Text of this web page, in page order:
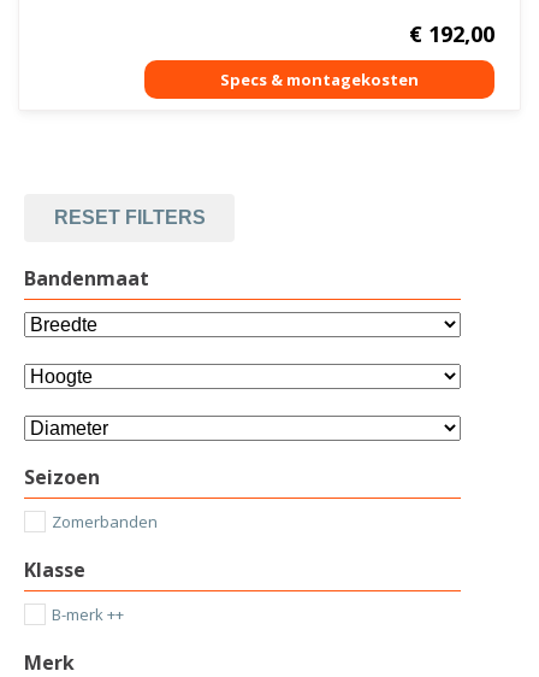
€192,00
RESET FILTERS
Bandenmaat
Seizoen
Zomerbanden
Klasse
B-merk ++
Merk